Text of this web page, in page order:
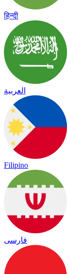
हिन्दी
العربية
Filipino
فارسی